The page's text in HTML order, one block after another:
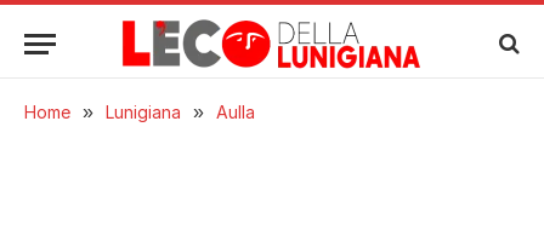
Home » Lunigiana » Aulla